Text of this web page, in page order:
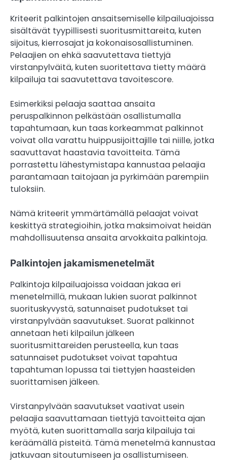
Kriteerit palkintojen ansaitsemiselle kilpailuajoissa
sisältävät tyypillisesti suoritusmittareita, kuten
sijoitus, kierrosajat ja kokonaisosallistuminen.
Pelaajien on ehkä saavutettava tiettyjä
virstanpylväitä, kuten suoritettava tietty määrä
kilpailuja tai saavutettava tavoitescore.
Esimerkiksi pelaaja saattaa ansaita
peruspalkinnon pelkästään osallistumalla
tapahtumaan, kun taas korkeammat palkinnot
voivat olla varattu huippusijoittajille tai niille, jotka
saavuttavat haastavia tavoitteita. Tämä
porrastettu lähestymistapa kannustaa pelaajia
parantamaan taitojaan ja pyrkimään parempiin
tuloksiin.
Nämä kriteerit ymmärtämällä pelaajat voivat
keskittyä strategioihin, jotka maksimoivat heidän
mahdollisuutensa ansaita arvokkaita palkintoja.
Palkintojen jakamismenetelmät
Palkintoja kilpailuajoissa voidaan jakaa eri
menetelmillä, mukaan lukien suorat palkinnot
suorituskyvystä, satunnaiset pudotukset tai
virstanpylvään saavutukset. Suorat palkinnot
annetaan heti kilpailun jälkeen
suoritusmittareiden perusteella, kun taas
satunnaiset pudotukset voivat tapahtua
tapahtuman lopussa tai tiettyjen haasteiden
suorittamisen jälkeen.
Virstanpylvään saavutukset vaativat usein
pelaajia saavuttamaan tiettyjä tavoitteita ajan
myötä, kuten suorittamalla sarja kilpailuja tai
keräämällä pisteitä. Tämä menetelmä kannustaa
jatkuvaan sitoutumiseen ja osallistumiseen.